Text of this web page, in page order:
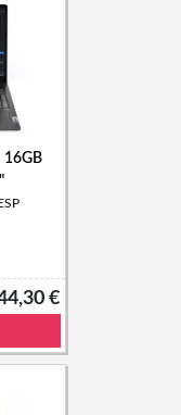
16GB
€